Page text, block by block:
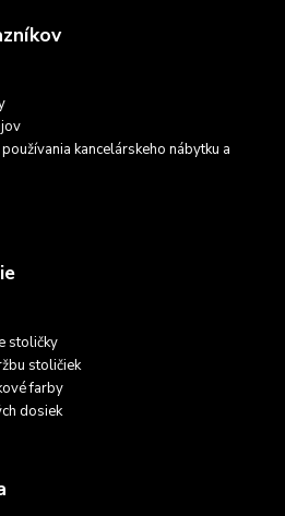
kancelárskeho nábytku a
stoličky
stoličiek
farby
dosiek